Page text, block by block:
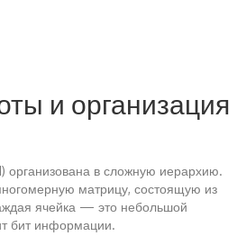
и организация
организована в сложную иерархию.
матрицу, состоящую из
ячейка — это небольшой
бит информации.